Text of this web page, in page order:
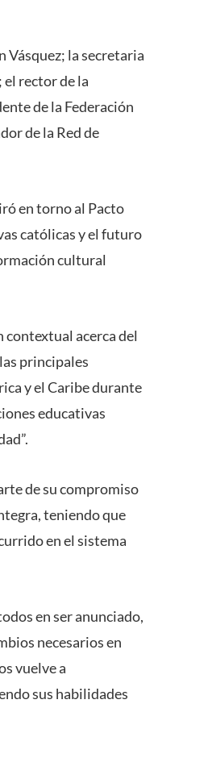
Vásquez; la secretaria
rector de la
de la Federación
de la Red de
en torno al Pacto
católicas y el futuro
cultural
contextual acerca del
principales
y el Caribe durante
educativas
de su compromiso
teniendo que
en el sistema
en ser anunciado,
necesarios en
vuelve a
sus habilidades